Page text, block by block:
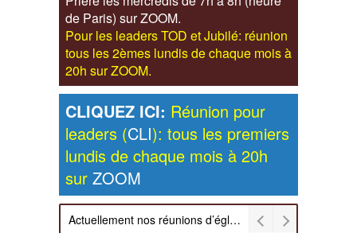
de Paris) sur ZOOM.
Pour les leaders TOD et Jubilé: réunion
tous les 2èmes lundis de chaque mois à
20h sur ZOOM.
CLIQUEZ ICI: Réunion pour
leaders (CLI): tous les premiers
lundis de chaque mois à 20h
sur ZOOM
Actuellement nos réunions d’église sont retransmises sur ZOOM les dimanches à 11h et vendredis à 20h00